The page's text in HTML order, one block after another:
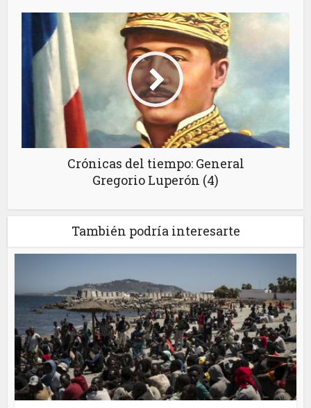
Crónicas del tiempo: General
Gregorio Luperón (4)
También podría interesarte